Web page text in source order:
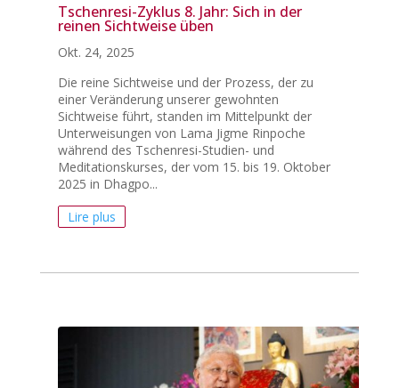
Tschenresi-Zyklus 8. Jahr: Sich in der
reinen Sichtweise üben
Okt. 24, 2025
Die reine Sichtweise und der Prozess, der zu
einer Veränderung unserer gewohnten
Sichtweise führt, standen im Mittelpunkt der
Unterweisungen von Lama Jigme Rinpoche
während des Tschenresi-Studien- und
Meditationskurses, der vom 15. bis 19. Oktober
2025 in Dhagpo...
Lire plus